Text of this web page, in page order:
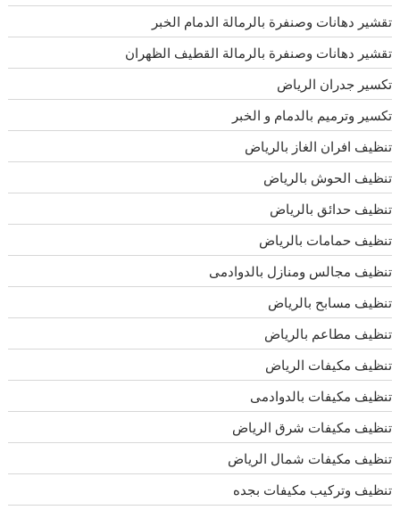
تقشير دهانات وصنفرة بالرمالة الدمام الخبر
تقشير دهانات وصنفرة بالرمالة القطيف الظهران
تكسير جدران الرياض
تكسير وترميم بالدمام و الخبر
تنظيف افران الغاز بالرياض
تنظيف الحوش بالرياض
تنظيف حدائق بالرياض
تنظيف حمامات بالرياض
تنظيف مجالس ومنازل بالدوادمى
تنظيف مسابح بالرياض
تنظيف مطاعم بالرياض
تنظيف مكيفات الرياض
تنظيف مكيفات بالدوادمى
تنظيف مكيفات شرق الرياض
تنظيف مكيفات شمال الرياض
تنظيف وتركيب مكيفات بجده